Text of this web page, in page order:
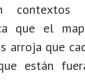
que el
arroja que
están